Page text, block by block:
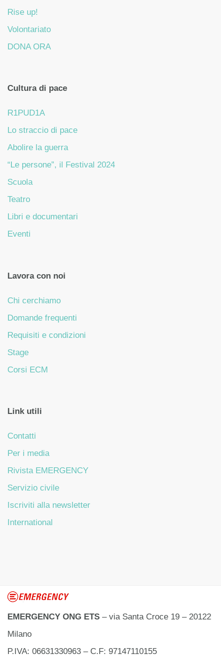
Rise up!
Volontariato
DONA ORA
Cultura di pace
R1PUD1A
Lo straccio di pace
Abolire la guerra
“Le persone”, il Festival 2024
Scuola
Teatro
Libri e documentari
Eventi
Lavora con noi
Chi cerchiamo
Domande frequenti
Requisiti e condizioni
Stage
Corsi ECM
Link utili
Contatti
Per i media
Rivista EMERGENCY
Servizio civile
Iscriviti alla newsletter
International
EMERGENCY ONG ETS – via Santa Croce 19 – 20122
Milano
P.IVA: 06631330963 – C.F: 97147110155